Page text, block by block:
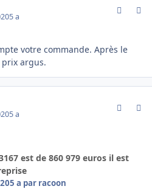
5 a
votre commande. Après le
argus.
5 a
est de 860 979 euros il est
5 a par racoon